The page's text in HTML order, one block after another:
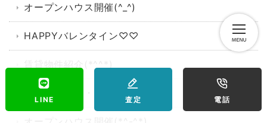
オープンハウス開催(^_^)
HAPPYバレンタイン♡♡
冬の夜長に・・・
LINE 査定 電話